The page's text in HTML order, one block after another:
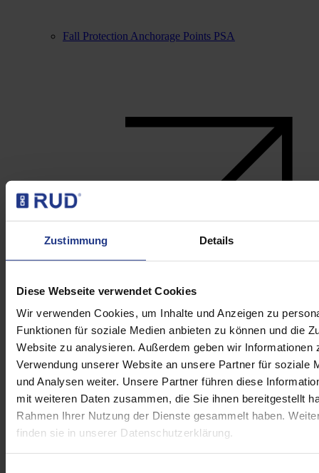
Zustimmung Details
Diese Webseite verwendet Cookies
Wir verwenden Cookies, um Inhalte und Anzeigen zu
Funktionen für soziale Medien anbieten zu können und die
Website zu analysieren. Außerdem geben wir Informationen
Verwendung unserer Website an unsere Partner für soziale
und Analysen weiter. Unsere Partner führen diese
mit weiteren Daten zusammen, die Sie ihnen bereitgestellt
Rahmen Ihrer Nutzung der Dienste gesammelt haben.
finden sie in unserer Datenschutzerklärung.
Fall Protection Anchorage Points PSA